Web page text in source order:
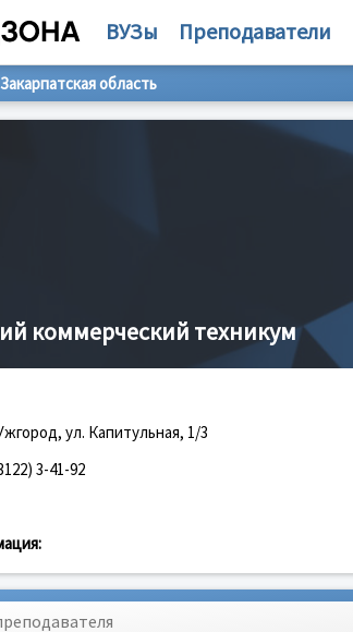
ВУЗы Преподаватели
Закарпатская область
коммерческий техникум
ул. Капитульная, 1/3
3-41-92